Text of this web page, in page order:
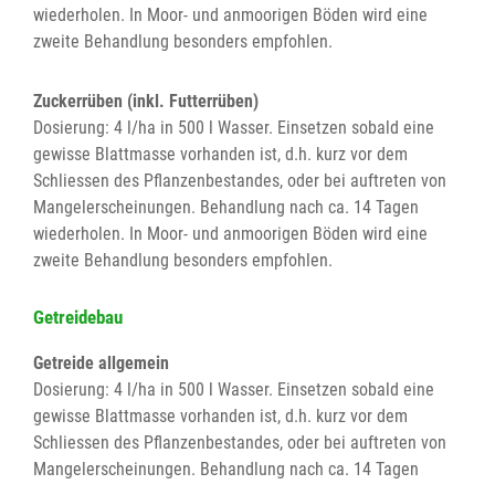
wiederholen. In Moor- und anmoorigen Böden wird eine
zweite Behandlung besonders empfohlen.
Zuckerrüben (inkl. Futterrüben)
Dosierung: 4 l/ha in 500 l Wasser. Einsetzen sobald eine
gewisse Blattmasse vorhanden ist, d.h. kurz vor dem
Schliessen des Pflanzenbestandes, oder bei auftreten von
Mangelerscheinungen. Behandlung nach ca. 14 Tagen
wiederholen. In Moor- und anmoorigen Böden wird eine
zweite Behandlung besonders empfohlen.
Getreidebau
Getreide allgemein
Dosierung: 4 l/ha in 500 l Wasser. Einsetzen sobald eine
gewisse Blattmasse vorhanden ist, d.h. kurz vor dem
Schliessen des Pflanzenbestandes, oder bei auftreten von
Mangelerscheinungen. Behandlung nach ca. 14 Tagen